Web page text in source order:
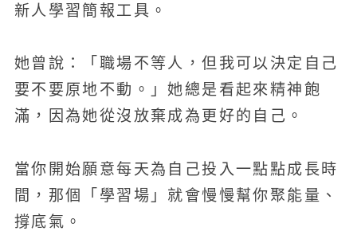
新人學習簡報工具。
她曾說：「職場不等人，但我可以決定自己
要不要原地不動。」她總是看起來精神飽
滿，因為她從沒放棄成為更好的自己。
當你開始願意每天為自己投入一點點成長時
間，那個「學習場」就會慢慢幫你聚能量、
撐底氣。